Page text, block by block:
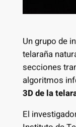
Un grupo de
telaraña
secciones
algoritmos
3D de la
El